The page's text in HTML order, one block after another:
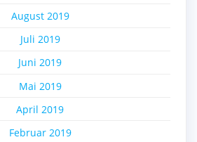
August 2019
Juli 2019
Juni 2019
Mai 2019
April 2019
Februar 2019